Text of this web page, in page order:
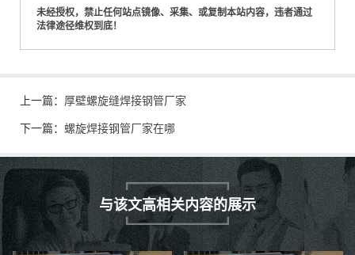
未经授权，禁止任何站点镜像、采集、或复制本站内容，违者通过
法律途径维权到底！
上一篇： 厚壁螺旋缝焊接钢管厂家
下一篇： 螺旋焊接钢管厂家在哪
与该文高相关内容的展示